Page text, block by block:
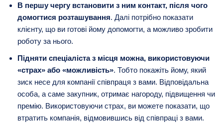
В першу чергу встановити з ним контакт, після чого
домогтися розташування. Далі потрібно показати
клієнту, що ви готові йому допомогти, а можливо зробити
роботу за нього.
Підняти спеціаліста з місця можна, використовуючи
«страх» або «можливість». Тобто покажіть йому, який
зиск несе для компанії співпраця з вами. Відповідальна
особа, а саме закупник, отримає нагороду, підвищення чи
премію. Використовуючи страх, ви можете показати, що
втратить компанія, відмовившись від співпраці з вами.